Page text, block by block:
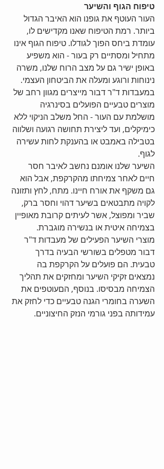
טיפוח הגוף והשיער
העור העוטף את גופנו הוא האיבר הגדול
ביותר. רמת הטיפוח שאנו מקדישים לו,
עומדת ביחס הפוך לגודלו. טיפוח הגוף אינו
מתחיל ומסתיים רק בעור - הוא משפיע
באופן ישיר גם על מצב הרוח שלנו, משרה
נינוחות ורוגע ומעלה את הביטחון העצמי.
במעבדות ד"ר דבור מייצרים מגוון רחב של
מוצרים טבעיים הפועלים בסינרגיה
מושלמת עם העור - החל משלב הניקוי ללא
כימיקלים, ועד ליצירת תחושה רגועה ושלווה
בטבילה באמבט או בהענקת לחות עשירה
לגוף.
השיער שלנו אומנם נחשב לאיבר חסר
חיים לאחר צמיחתו מהקרקפת, אבל הוא
גם משקף את אורח חיינו. מתח, לחץ ותזונה
לקויה מתבטאים בשיער דהוי וחסר ברק,
שביר ומפוצל, אשר לעיתים קרובת מאופיין
בצמיחה איטית או בנשירה מוגברת.
מוצרי השיער הפעילים של מעבדות ד"ר
דבור מטפלים בשורשי הבעיה בדרך
טבעית. הם פועלים על הקרקפת בה
נמצאים זקיקי השיער ומחזקים את תהליך
הצמיחה מבסיסו. בנוסף, הםעוטפים את
השערה בחומרי הגנה טבעיים כדי לחזק את
עמידותה בפני גורמי הנזק החיצוניים.